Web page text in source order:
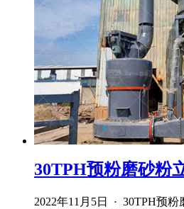
30TPH预粉磨砂粉
2022年11月5日 · 30TPH预